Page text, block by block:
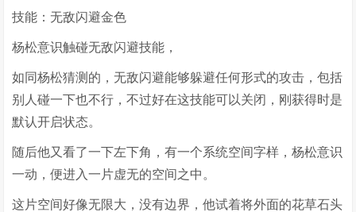
技能：无敌闪避金色
杨松意识触碰无敌闪避技能，
如同杨松猜测的，无敌闪避能够躲避任何形式的攻击，包括
别人碰一下也不行，不过好在这技能可以关闭，刚获得时是
默认开启状态。
随后他又看了一下左下角，有一个系统空间字样，杨松意识
一动，便进入一片虚无的空间之中。
这片空间好像无限大，没有边界，他试着将外面的花草石头